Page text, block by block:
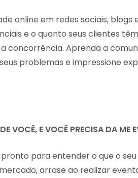
online em redes sociais, blogs
e o quanto seus clientes
concorrência. Aprenda a
problemas e impressione
VOCÊ, E VOCÊ PRECISA DA ME
para entender o que o
arrase ao realizar